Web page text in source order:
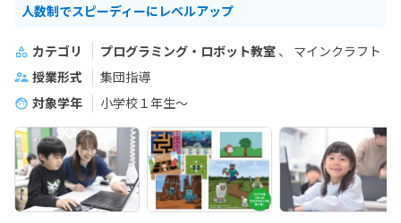
人数制でスピーディーにレベルアップ
カテゴリ プログラミング・ロボット教室
マインクラフト
授業形式
集団指導
対象学年
小学校１年生〜